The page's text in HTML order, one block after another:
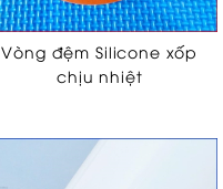
Vòng đệm Silicone xốp
chịu nhiệt